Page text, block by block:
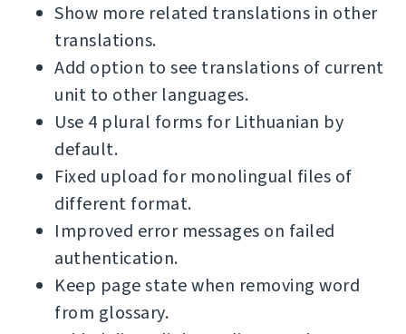
Show more related translations in other
translations.
Add option to see translations of current
unit to other languages.
Use 4 plural forms for Lithuanian by
default.
Fixed upload for monolingual files of
different format.
Improved error messages on failed
authentication.
Keep page state when removing word
from glossary.